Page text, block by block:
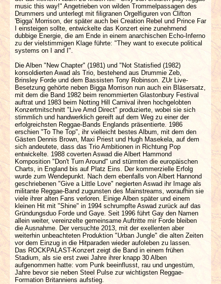
music this way!" Angetrieben von wilden Trommelpassagen des
Drummers und unterlegt mit filigranen Orgelfiguren von Clifton
'Bigga' Morrison, der später auch bei Creation Rebel und Prince Far
I einsteigen sollte, entwickelte das Konzert eine zunehmend
dubbige Energie, die am Ende in einem anarchischen Echo-Inferno
zu der vielstimmigen Klage führte: "They want to execute political
systems on I and I".
Die Alben "New Chapter" (1981) und "Not Statisfied (1982)
konsoldierten Awad als Trio, bestehend aus Drummie Zeb,
Brinsley Forde und dem Bassisten Tony Robinson. ZUr Live-
Besetzung gehörte neben Bigga Morrison nun auch ein Bläsersatz,
mit dem die Band 1982 beim renommierten Glastonbury Festival
auftrat und 1983 beim Notting Hill Carnival ihren hochgelobten
Konzertmitschnitt "Live Amd Direct" produzierte, wobei sie sich
stimmlich und handwerklich gereift auf dem Weg zu einer der
erfolgreichsten Reggae-Bands Englands präsentierte. 1986
erschien "To The Top", ihr vielleicht bestes Album, mit dem den
Gästen Dennis Brown, Maxi Priest und Hugh Masekela, auf dem
sich andeutete, dass das Trio Ambitionen in Richtung Pop
entwickelte. 1988 coverten Aswad die Albert Hammond
Komposition "Don't Turn Around" und stürmten die europäischen
Charts, in England bis auf Platz Eins. Der kommerzielle Erfolg
wurde zum Wendepunkt. Nach dem ebenfalls von Albert Hannond
geschriebenen "Give a Little Love" negierten Aswad ihr Image als
militante Reggae-Band zugunsten des Mainstreams, woraufhin sie
viele ihrer alten Fans verloren. Einige Alben später und einem
kleinen Hit mit "Shine" in 1994 schrumpfte Aswad zurück auf das
Gründungsduo Forde und Gaye. Seit 1996 führt Gay den Namen
allein weiter, vereinzelte gemeinsame Auftritte mir Forde bleiben
die Ausnahme. Der versuchte 2013, mit der exellenten aber
weiterhin unbeachteten Produktion "Urban Jungle" die alten Zeiten
vor dem Einzug in die Hitparaden wieder aufoleben zu lassen.
Das ROCKPALAST-Konzert zeigt die Band in einem frühen
Stadium, als sie erst zwei Jahre ihrer knapp 30 Alben
aufgenommen hatte: vom Punk beeinflusst, rau und ungestüm,
Jahre bevor sie neben Steel Pulse zur wichtigsten Reggae-
Formation Britanniens aufstieg.